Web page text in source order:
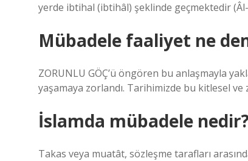
yerde ibtihal (ibtihâl) şeklinde geçmektedir
Mübadele faaliyet ne
ZORUNLU GÖÇ’ü öngören bu anlaşmayla
yaşamaya zorlandı. Tarihimizde bu kitlesel
İslamda mübadele
Takas veya muatât, sözleşme tarafları